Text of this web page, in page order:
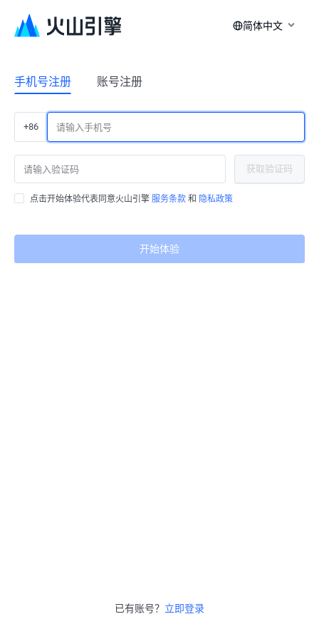
简体中文
手机号注册 账号注册
+86
获取验证码
点击开始体验代表同意火山引擎 服务条款 和 隐私政策
开始体验
已有账号？ 立即登录